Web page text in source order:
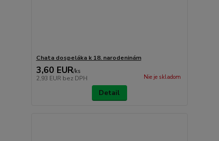
Chata dospeláka k 18. narodeninám
3,60 EUR/ks
2,93 EUR bez DPH Nie je skladom
Detail